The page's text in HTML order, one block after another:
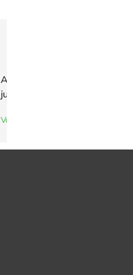
Adidas-schouderlabels voor je
judopak | wit
Vandaag besteld, dinsdag in huis